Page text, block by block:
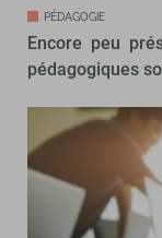
PÉDAGOGIE
Encore peu
pédagogiques